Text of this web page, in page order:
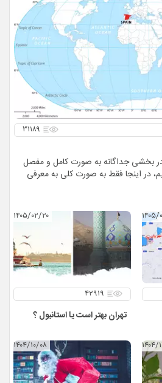
۳۱۱۸۹
در بخشی جداگانه به صورت کامل و مفصل
در اینجا فقط به صورت کلی به معرفی
۲۴ ۱۴۰۵/۰۲/۲۰
۴۲۹۱۹
تهران بهتر است یا استانبول ؟
۱۱/۲۰ ۱۴۰۴/۱۰/۰۸